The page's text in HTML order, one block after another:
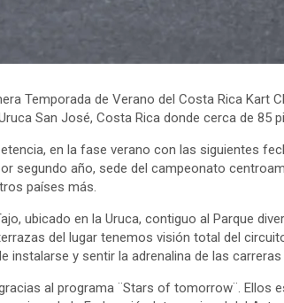
Temporada de Verano del Costa Rica Kart
San José, Costa Rica donde cerca de
en la fase verano con las siguientes
segundo año, sede del campeonato
países más.
ubicado en la Uruca, contiguo al Parque
del lugar tenemos visión total del
y sentir la adrenalina de las
al programa ¨Stars of tomorrow¨.